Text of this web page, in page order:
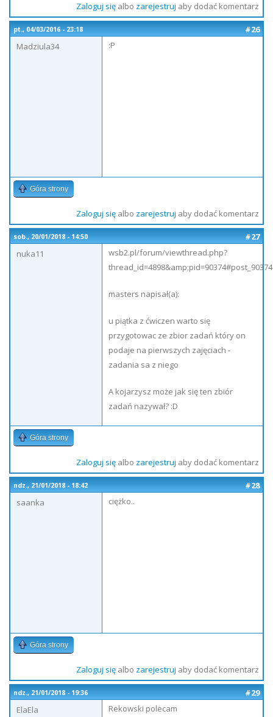
Zaloguj sięalbo zarejestruj aby dodać komentarz
pt., 04/03/2016 - 23:18
#26
Madziula34
:P
Góra strony
Zaloguj sięalbo zarejestruj aby dodać komentarz
sob., 20/01/2018 - 14:50
#27
nuka11
wsb2.pl/forum/viewthread.php?
thread_id=4898&amp;pid=90374#post_90374
masters napisał(a):
u piątka z ćwiczen warto się
przygotowac ze zbior zadań który on
podaje na pierwszych zajęciach -
zadania sa z niego
A kojarzysz może jak się ten zbiór
zadań nazywał? :D
Góra strony
Zaloguj sięalbo zarejestruj aby dodać komentarz
ndz., 21/01/2018 - 18:42
#28
saanka
ciężko..
Góra strony
Zaloguj sięalbo zarejestruj aby dodać komentarz
ndz., 21/01/2018 - 19:36
#29
ElaEla
Rekowski polecam